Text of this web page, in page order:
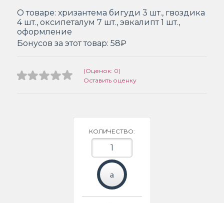
О товаре: хризантема бигуди 3 шт., гвоздика
4 шт., оксипеталум 7 шт., эвкалипт 1 шт.,
оформление
Бонусов за этот товар: 58₽
(Оценок: 0)
Оставить оценку
КОЛИЧЕСТВО: